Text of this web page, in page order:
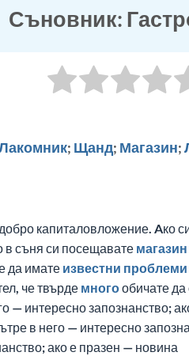
Съновник:
; Щанд; Магазин;
капиталовложение. Aко
в съня си посещавате магазин
да имате известни проблеми
че твърде многообичате
— интересно запознанство;
в него — интересно
ако е празен — новина